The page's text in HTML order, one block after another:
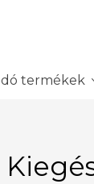
termékek